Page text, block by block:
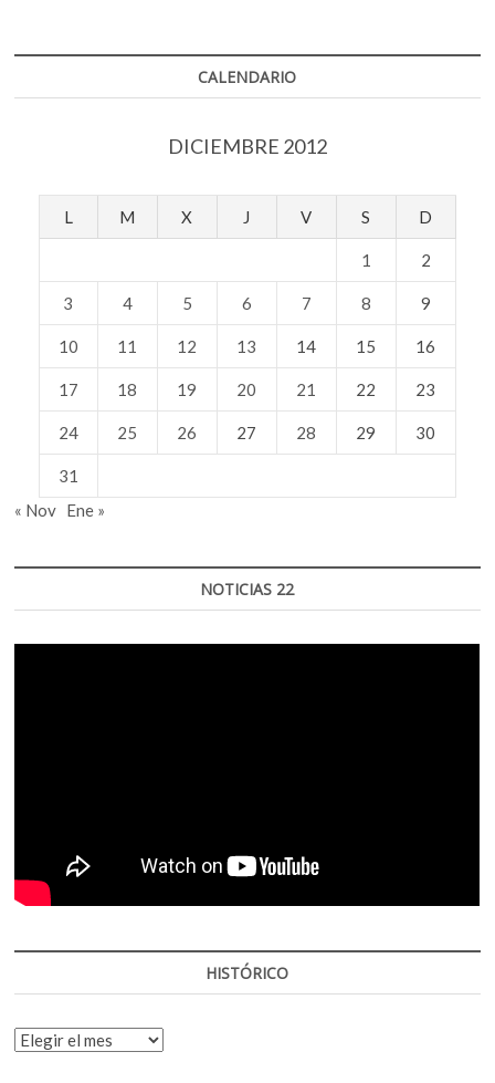
CALENDARIO
DICIEMBRE 2012
L M X J V S D
1 2
3 4 5 6 7 8 9
10 11 12 13 14 15 16
17 18 19 20 21 22 23
24 25 26 27 28 29 30
31
« Nov Ene »
NOTICIAS 22
HISTÓRICO
HISTÓRICO